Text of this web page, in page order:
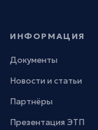
ИНФОРМАЦИЯ
Документы
Новости и статьи
Партнёры
Презентация ЭТП